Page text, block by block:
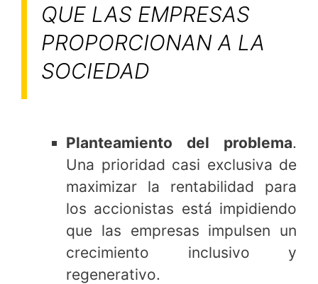
QUE LAS EMPRESAS
PROPORCIONAN A LA
SOCIEDAD
Planteamiento del problema.
Una prioridad casi exclusiva de
maximizar la rentabilidad para
los accionistas está impidiendo
que las empresas impulsen un
crecimiento inclusivo y
regenerativo.